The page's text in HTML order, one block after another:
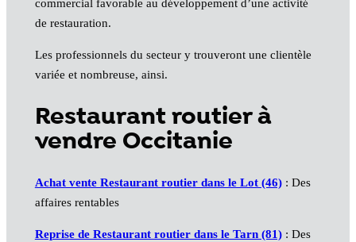
commercial favorable au développement d’une activité
de restauration.
Les professionnels du secteur y trouveront une clientèle
variée et nombreuse, ainsi.
Restaurant routier à
vendre Occitanie
Achat vente Restaurant routier dans le Lot (46): Des
affaires rentables
Reprise de Restaurant routier dans le Tarn (81): Des